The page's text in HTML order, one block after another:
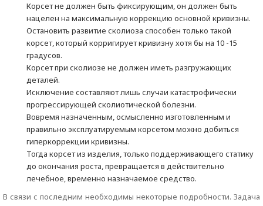
Корсет не должен быть фиксирующим, он должен быть
нацелен на максимальную коррекцию основной кривизны.
Остановить развитие сколиоза способен только такой
корсет, который корригирует кривизну хотя бы на 10 -15
градусов.
Корсет при сколиозе не должен иметь разгружающих
деталей.
Исключение составляют лишь случаи катастрофически
прогрессирующей сколиотической болезни.
Вовремя назначенным, осмысленно изготовленным и
правильно эксплуатируемым корсетом можно добиться
гиперкоррекции кривизны.
Тогда корсет из изделия, только поддерживающего статику
до окончания роста, превращается в действительно
лечебное, временно назначаемое средство.
В связи с последним необходимы некоторые подробности. Задача